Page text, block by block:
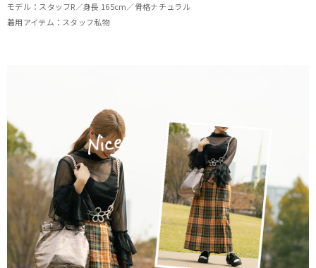
モデル：スタッフR／身長 165cm／骨格ナチュラル
着用アイテム：スタッフ私物